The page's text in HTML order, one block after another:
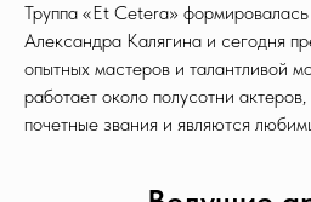
Труппа «Et Cetera» формировалась
Александра Калягина и сегодня
опытных мастеров и талантливой
работает около полусотни
почетные звания и являются